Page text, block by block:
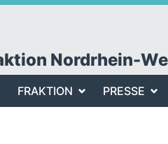
Nordrhein-
FRAKTION PRESSE